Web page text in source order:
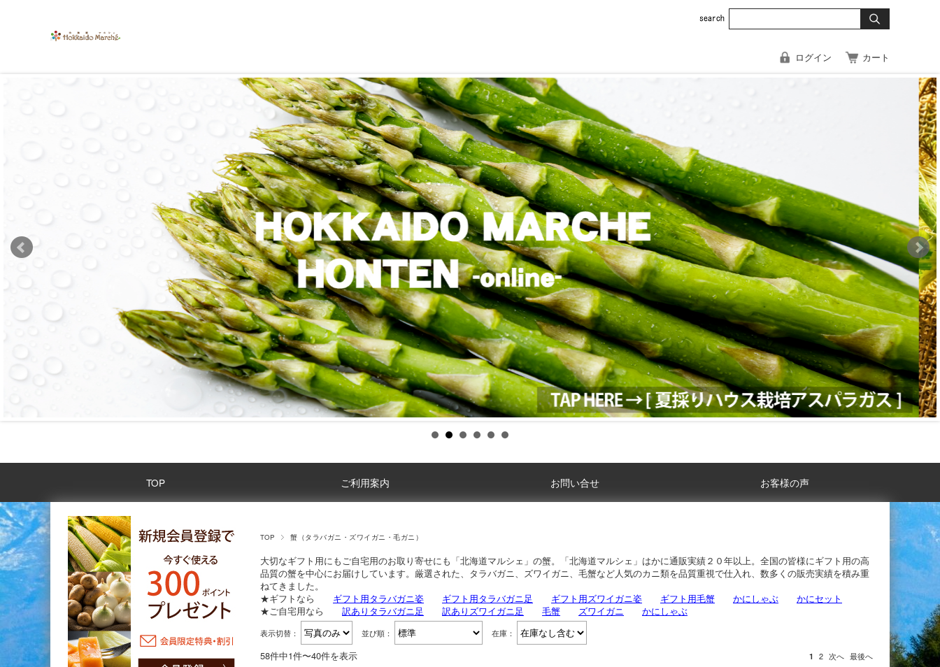
ログイン カート
TOP ご利用案内 お問い合せ お客様の声
TOP 蟹（タラバガニ・ズワイガニ・毛ガニ）
大切なギフト用にもご自宅用のお取り寄せにも「北海道マルシェ」の蟹。「北海道マルシェ」はかに通販実績２０年以上。全国の皆様にギフト用の高
品質の蟹を中心にお届けしています。厳選された、タラバガニ、ズワイガニ、毛蟹など人気のカニ類を品質重視で仕入れ、数多くの販売実績を積み重
ねてきました。
★ギフトなら ギフト用タラバガニ姿 ギフト用タラバガニ足 ギフト用ズワイガニ姿 ギフト用毛蟹 かにしゃぶ
かにセット
★ご自宅用なら 訳ありタラバガニ足 訳ありズワイガニ足 毛蟹 ズワイガニ かにしゃぶ
表示切替： 並び順： 在庫：
58件中1件〜40件を表示 1 2 次へ 最後へ